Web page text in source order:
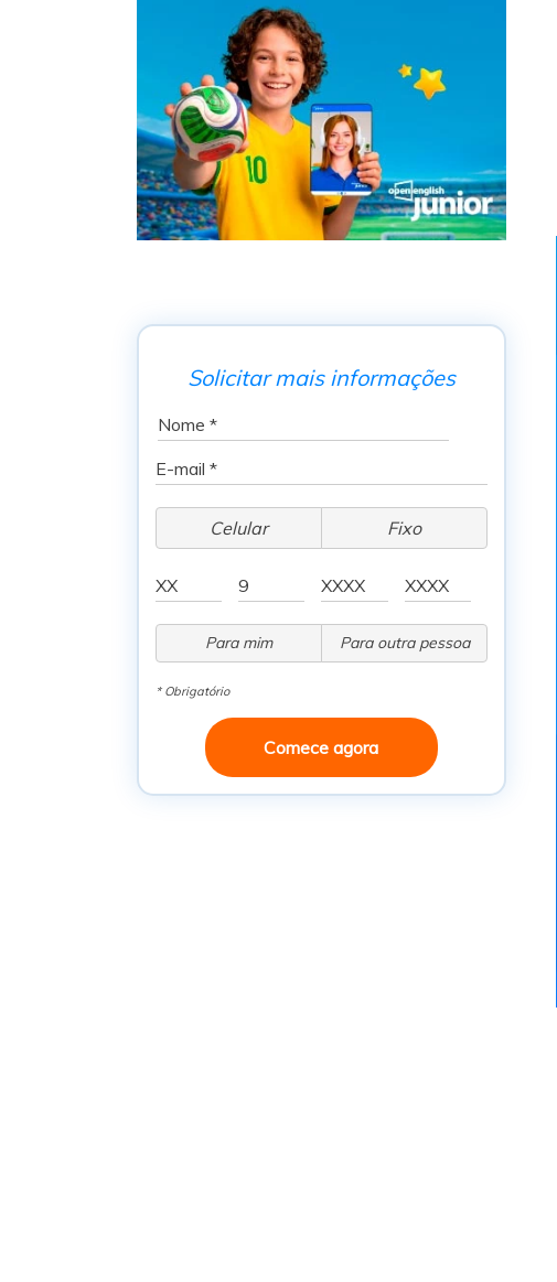
Solicitar mais informações
Celular Fixo
Para mim Para outra pessoa
* Obrigatório
Comece agora